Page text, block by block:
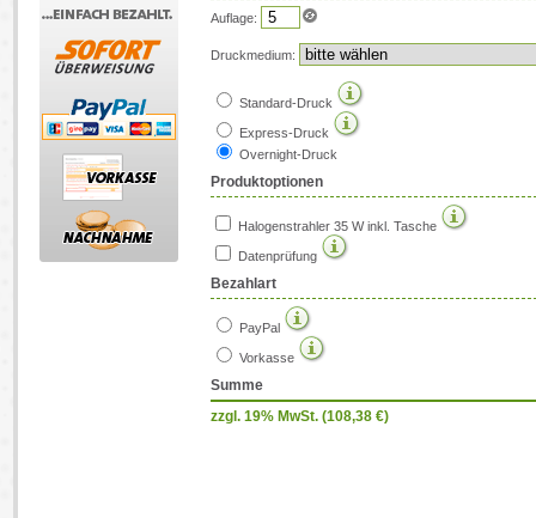
Auflage:
Druckmedium:
Standard-Druck
Express-Druck
Overnight-Druck
Produktoptionen
Halogenstrahler 35 W inkl. Tasche
Datenprüfung
Bezahlart
PayPal
Vorkasse
Summe
zzgl. 19% MwSt. (108,38 €)